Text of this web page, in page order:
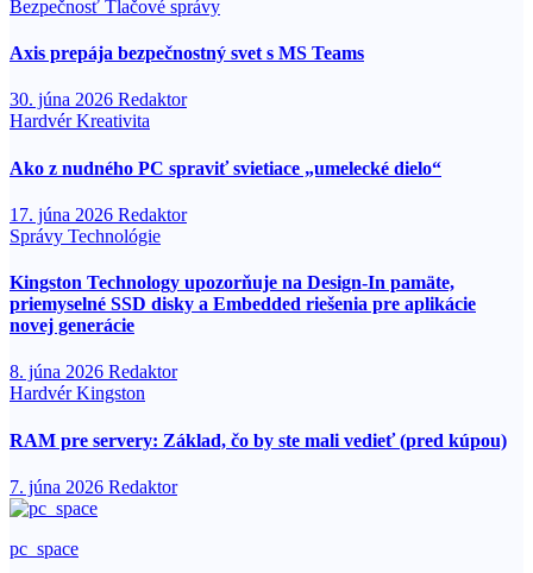
Bezpečnosť Tlačové správy
Axis prepája bezpečnostný svet s MS Teams
30. júna 2026 Redaktor
HardvérKreativita
Ako z nudného PC spraviť svietiace „umelecké dielo“
17. júna 2026 Redaktor
Správy Technológie
Kingston Technology upozorňuje na Design-In pamäte,
priemyselné SSD disky a Embedded riešenia pre aplikácie
novej generácie
8. júna 2026 Redaktor
HardvérKingston
RAM pre servery: Základ, čo by ste mali vedieť (pred kúpou)
7. júna 2026 Redaktor
pc_space